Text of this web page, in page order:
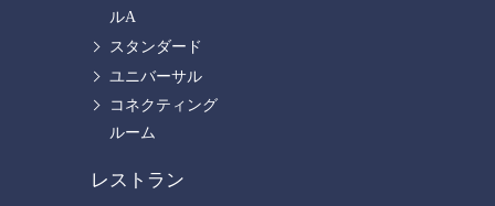
ルA
スタンダード
ユニバーサル
コネクティング
ルーム
レストラン